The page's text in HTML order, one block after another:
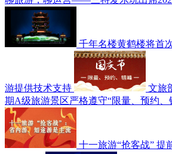
千年名楼黄鹤楼将首
游提供技术支持
文旅
期A级旅游景区严格遵守“限量、预约、
十一旅游“抢客战” 提